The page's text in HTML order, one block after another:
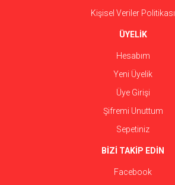
Kişisel Veriler Politikası
ÜYELİK
Hesabım
Yeni Üyelik
Üye Girişi
Şifremi Unuttum
Sepetiniz
BİZİ TAKİP EDİN
Facebook